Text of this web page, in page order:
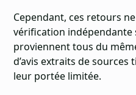
Cependant, ces retours
vérification indépendante
proviennent tous du
d’avis extraits de
leur portée limitée.